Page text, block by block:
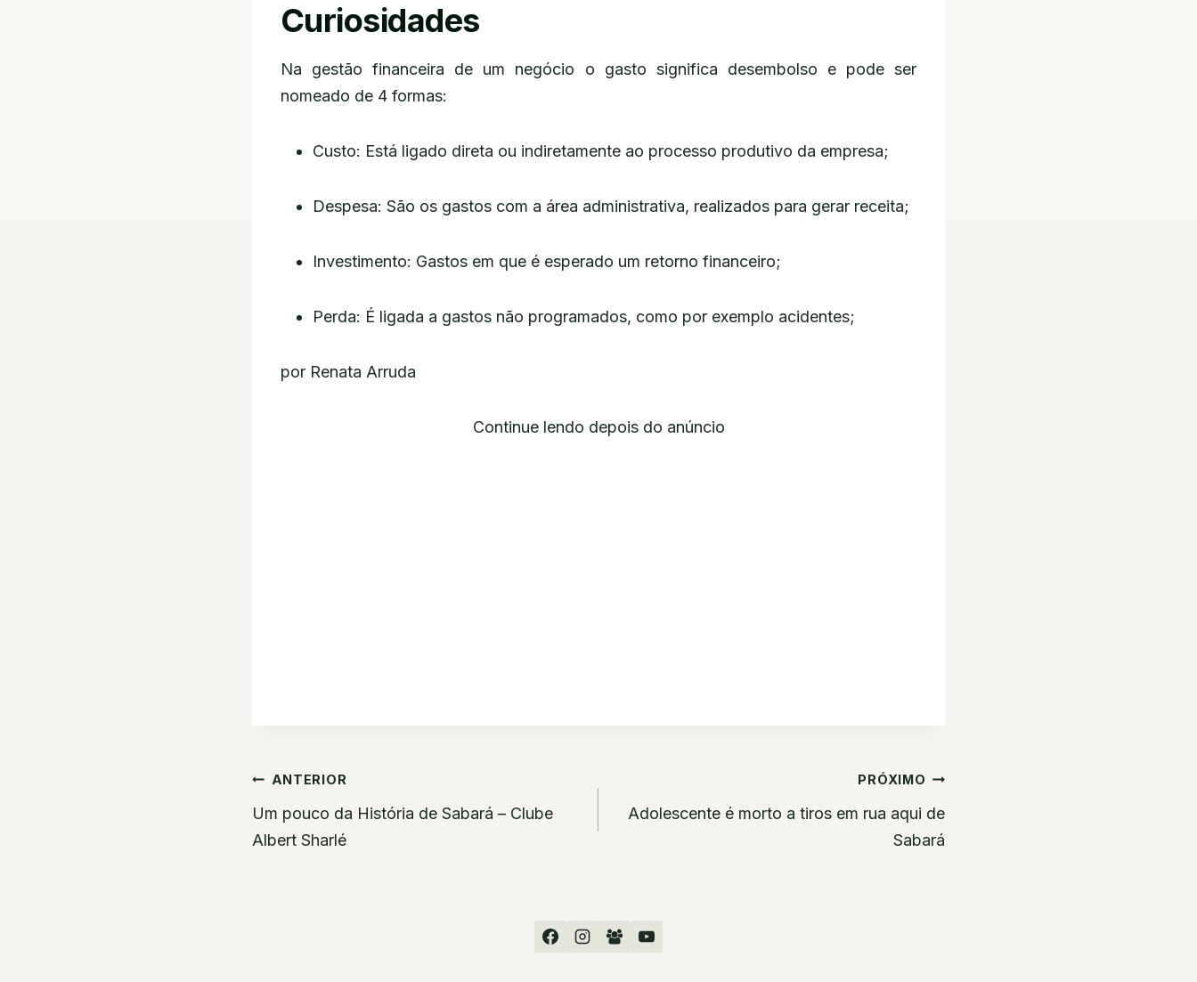
Curiosidades
Na gestão financeira de um negócio o gasto significa desembolso e pode ser
nomeado de 4 formas:
Custo: Está ligado direta ou indiretamente ao processo produtivo da empresa;
Despesa: São os gastos com a área administrativa, realizados para gerar receita;
Investimento: Gastos em que é esperado um retorno financeiro;
Perda: É ligada a gastos não programados, como por exemplo acidentes;
por Renata Arruda
Continue lendo depois do anúncio
Navegação
de
ANTERIOR
Um pouco da História de Sabará – Clube
Albert Sharlé
PRÓXIMO
Adolescente é morto a tiros em rua aqui de
Sabará